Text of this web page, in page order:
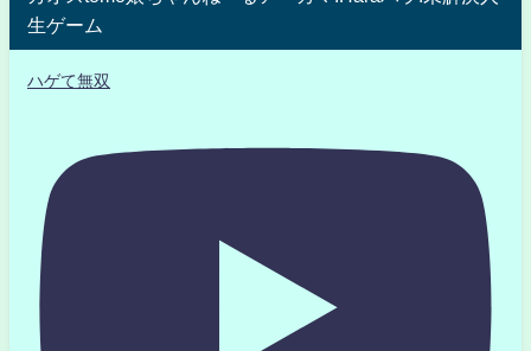
生ゲーム
ハゲて無双